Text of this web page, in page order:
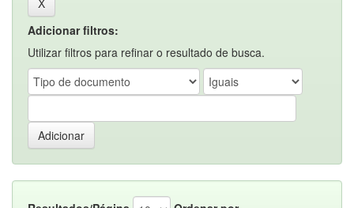
Adicionar filtros:
Utilizar filtros para refinar o resultado de busca.